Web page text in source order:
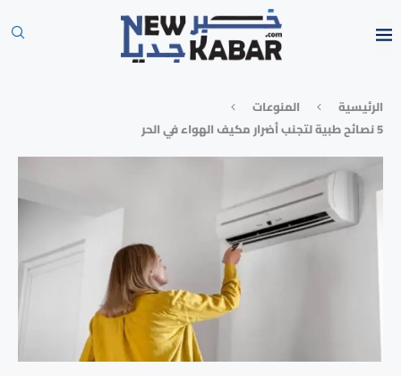
الرئيسية
المنوعات
5 نصائح طبية لتجنب أضرار مكيف الهواء في الحر